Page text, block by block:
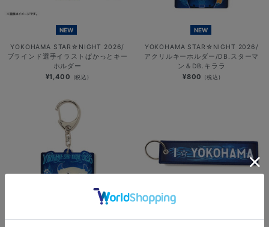
NEW
YOKOHAMA STAR☆NIGHT 2026/
ブラインド選手イラストぱかっとキー
ホルダー
¥1,400 (税込)
NEW
YOKOHAMA STAR☆NIGHT 2026/
アクリルキーホルダー/DB.スターマ
ン＆DB.キララ
¥800 (税込)